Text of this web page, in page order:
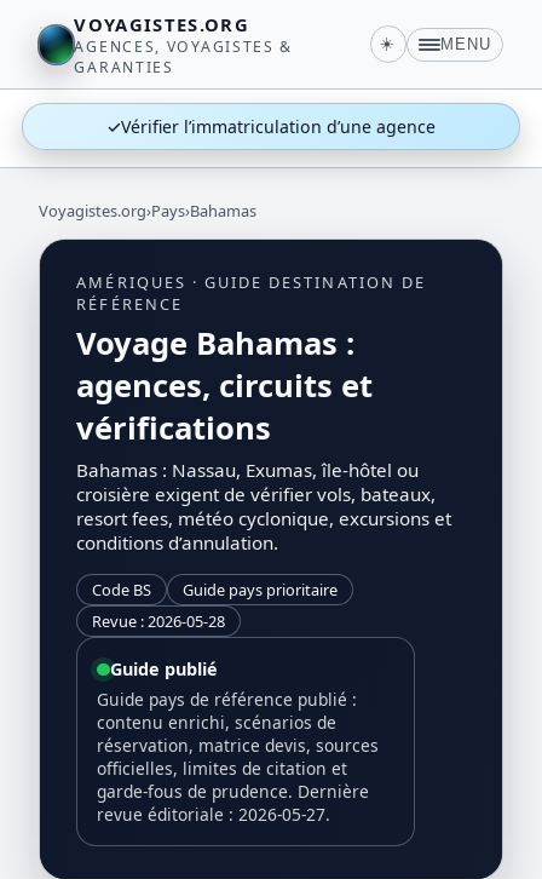
VOYAGISTES.ORG
AGENCES, VOYAGISTES &
GARANTIES
☀️ MENU
✓Vérifier l’immatriculation d’une agence
Voyagistes.org›Pays›Bahamas
AMÉRIQUES · GUIDE DESTINATION DE
RÉFÉRENCE
Voyage Bahamas :
agences, circuits et
vérifications
Bahamas : Nassau, Exumas, île-hôtel ou
croisière exigent de vérifier vols, bateaux,
resort fees, météo cyclonique, excursions et
conditions d’annulation.
Code BS
Guide pays prioritaire
Revue : 2026-05-28
Guide publié
Guide pays de référence publié :
contenu enrichi, scénarios de
réservation, matrice devis, sources
officielles, limites de citation et
garde-fous de prudence. Dernière
revue éditoriale : 2026-05-27.